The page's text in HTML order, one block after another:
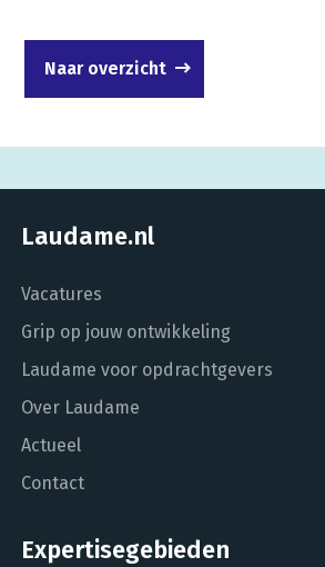
Naar overzicht
Laudame.nl
Vacatures
Grip op jouw ontwikkeling
Laudame voor opdrachtgevers
Over Laudame
Actueel
Contact
Expertisegebieden